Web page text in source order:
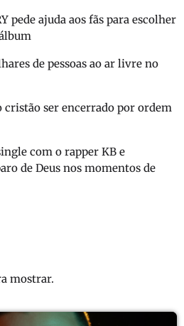
pede ajuda aos fãs para escolher
de pessoas ao ar livre no
cristão ser encerrado por ordem
com o rapper KB e
de Deus nos momentos de
mostrar.